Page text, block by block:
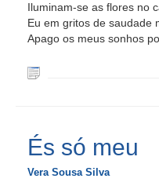
Iluminam-se as flores no
Eu em gritos de saudade
Apago os meus sonhos
És só meu
Vera Sousa Silva